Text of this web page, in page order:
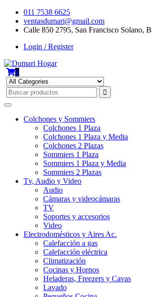
Skip
content
011 7538 6625
ventasdumari@gmail.com
Calle 850 2795, San Francisco Solano,
Login / Register
0
Colchones y Sommiers
Colchones 1 Plaza
Colchones 1 Plaza y Media
Colchones 2 Plazas
Sommiers 1 Plaza
Sommiers 1 Plaza y Media
Sommiers 2 Plazas
Tv, Audio y Video
Audio
Cámaras y videocámaras
TV
Soportes y accesorios
Video
Electrodomésticos y Aires Ac.
Calefacción a gas
Calefacción eléctrica
Climatización
Cocinas y Hornos
Heladeras, Freezers y Cavas
Lavado